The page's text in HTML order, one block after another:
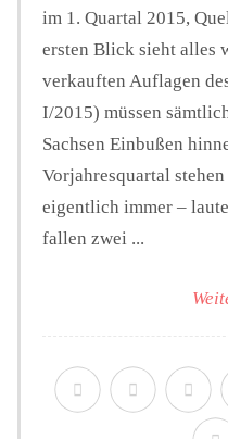
im 1. Quartal 2015,
ersten Blick sieht alles
verkauften Auflagen
I/2015) müssen
Sachsen Einbußen
Vorjahresquartal
eigentlich immer –
fallen zwei ...